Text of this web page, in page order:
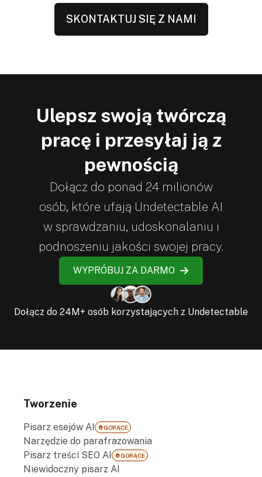
SKONTAKTUJ SIĘ Z NAMI
Ulepsz swoją twórczą
pracę i przesyłaj ją z
pewnością
Dołącz do ponad 24 milionów
osób, które ufają Undetectable AI
w sprawdzaniu, udoskonalaniu i
podnoszeniu jakości swojej pracy.
WYPRÓBUJ ZA DARMO
Dołącz do 24M+ osób korzystających z Undetectable
Tworzenie
Pisarz esejów AI GORĄCE
Narzędzie do parafrazowania
Pisarz treści SEO AI
GORĄCE
Niewidoczny pisarz AI